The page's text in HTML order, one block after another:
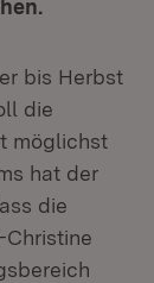
bis Herbst
die
möglichst
hat der
die